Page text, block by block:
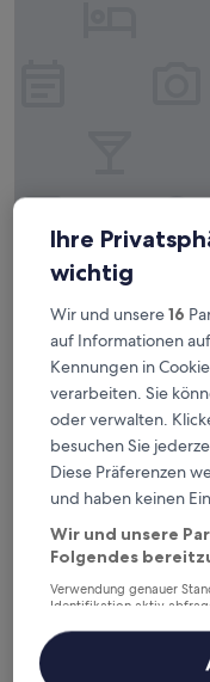
RIAD AMANA
RIAD AMANA
3.0-
Unterkunft
von
Wunderbar,
Bewertungen)
9,2/10 Wunderbar
Riad Mimouna
Ihre
wichtig
Wir und unsere16
auf Informationen
Kennungen in
verarbeiten. Sie
oder verwalten.
besuchen Sie
Diese Präferenzen
und haben keinen
Wir und unsere
Folgendes
Verwendung genauer
Identifikation aktiv
Inhalte, Messung von
Zielgruppenforschung